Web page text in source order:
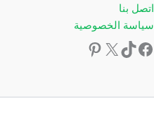
اتصل بنا
سياسة الخصوصية